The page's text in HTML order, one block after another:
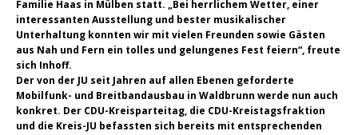
Familie Haas in Mülben statt. „Bei herrlichem Wetter, einer
interessanten Ausstellung und bester musikalischer
Unterhaltung konnten wir mit vielen Freunden sowie Gästen
aus Nah und Fern ein tolles und gelungenes Fest feiern“, freute
sich Inhoff.
Der von der JU seit Jahren auf allen Ebenen geforderte
Mobilfunk- und Breitbandausbau in Waldbrunn werde nun auch
konkret. Der CDU-Kreisparteitag, die CDU-Kreistagsfraktion
und die Kreis-JU befassten sich bereits mit entsprechenden